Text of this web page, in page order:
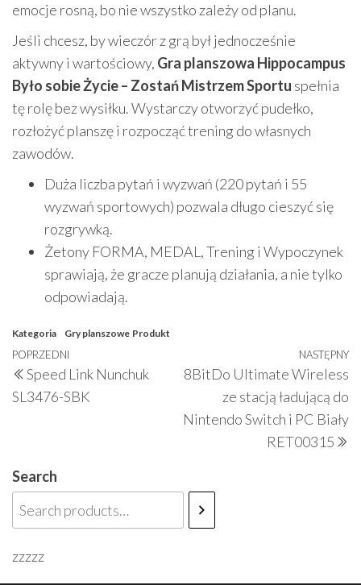
emocje rosną, bo nie wszystko zależy od planu.
Jeśli chcesz, by wieczór z grą był jednocześnie
aktywny i wartościowy, Gra planszowa Hippocampus
Było sobie Życie – Zostań Mistrzem Sportu spełnia
tę rolę bez wysiłku. Wystarczy otworzyć pudełko,
rozłożyć planszę i rozpocząć trening do własnych
zawodów.
Duża liczba pytań i wyzwań (220 pytań i 55
wyzwań sportowych) pozwala długo cieszyć się
rozgrywką.
Żetony FORMA, MEDAL, Trening i Wypoczynek
sprawiają, że gracze planują działania, a nie tylko
odpowiadają.
Kategoria Gry planszowe Produkt
Nawigacja
wpisu
Poprzedni
wpis
POPRZEDNI
Speed Link Nunchuk
SL3476-SBK
NASTĘPNY
8BitDo Ultimate Wireless
ze stacją ładującą do
Nintendo Switch i PC Biały
RET00315
Search
zzzzz